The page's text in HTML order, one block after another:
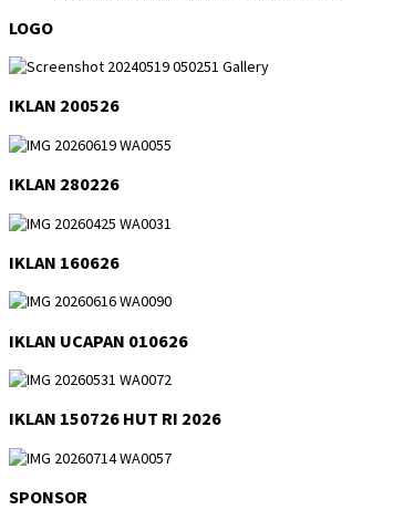
LOGO
IKLAN 200526
IKLAN 280226
IKLAN 160626
IKLAN UCAPAN 010626
IKLAN 150726 HUT RI 2026
SPONSOR